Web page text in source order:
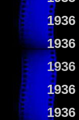
1936
1936
1936
1936
1936